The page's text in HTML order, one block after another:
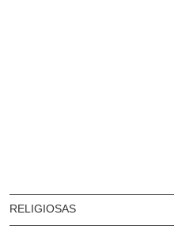
RELIGIOSAS